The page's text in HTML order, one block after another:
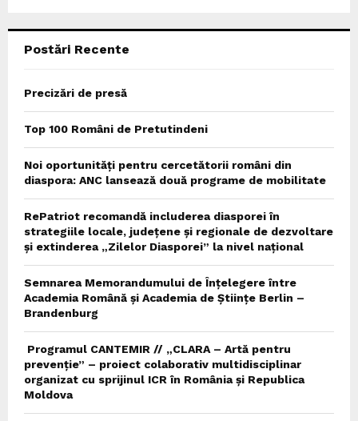
Postări Recente
Precizări de presă
Top 100 Români de Pretutindeni
Noi oportunități pentru cercetătorii români din
diaspora: ANC lansează două programe de mobilitate
RePatriot recomandă includerea diasporei în
strategiile locale, județene și regionale de dezvoltare
și extinderea „Zilelor Diasporei” la nivel național
Semnarea Memorandumului de Înțelegere între
Academia Română și Academia de Științe Berlin –
Brandenburg
Programul CANTEMIR // „CLARA – Artă pentru
prevenție” – proiect colaborativ multidisciplinar
organizat cu sprijinul ICR în România și Republica
Moldova